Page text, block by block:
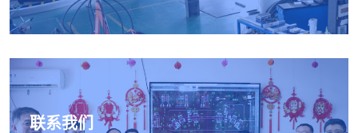
联系我们